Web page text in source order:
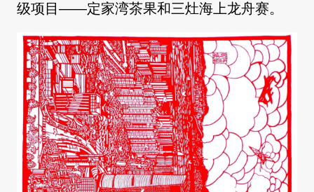
级项目——定家湾茶果和三灶海上龙舟赛。